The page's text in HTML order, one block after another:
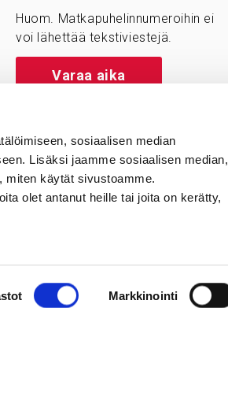
sosiaalisen median
Lisäksi jaamme sosiaalisen median,
miten käytät sivustoamme.
olet antanut heille tai joita on kerätty,
Markkinointi
Huom. Matkapuhelinnumeroihin ei
voi lähettää tekstiviestejä.
Varaa aika